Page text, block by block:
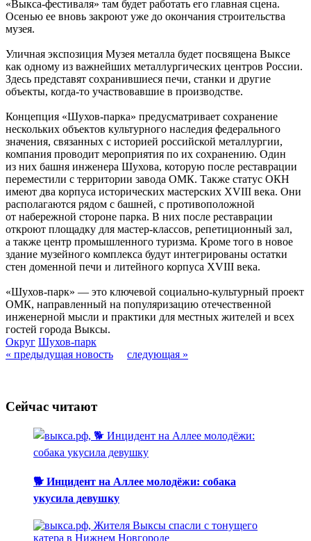
«Выкса-фестиваля» там будет работать его главная сцена.
Осенью ее вновь закроют уже до окончания строительства
музея.
Уличная экспозиция Музея металла будет посвящена Выксе
как одному из важнейших металлургических центров России.
Здесь представят сохранившиеся печи, станки и другие
объекты, когда-то участвовавшие в производстве.
Концепция «Шухов-парка» предусматривает сохранение
нескольких объектов культурного наследия федерального
значения, связанных с историей российской металлургии,
компания проводит мероприятия по их сохранению. Один
из них башня инженера Шухова, которую после реставрации
переместили с территории завода ОМК. Также статус ОКН
имеют два корпуса исторических мастерских XVIII века. Они
располагаются рядом с башней, с противоположной
от набережной стороне парка. В них после реставрации
откроют площадку для мастер-классов, репетиционный зал,
а также центр промышленного туризма. Кроме того в новое
здание музейного комплекса будут интегрированы остатки
стен доменной печи и литейного корпуса XVIII века.
«Шухов-парк» — это ключевой социально-культурный проект
ОМК, направленный на популяризацию отечественной
инженерной мысли и практики для местных жителей и всех
гостей города Выксы.
Округ Шухов-парк
« предыдущая новость
следующая »
Сейчас читают
🐕 Инцидент на Аллее молодёжи: собака
укусила девушку